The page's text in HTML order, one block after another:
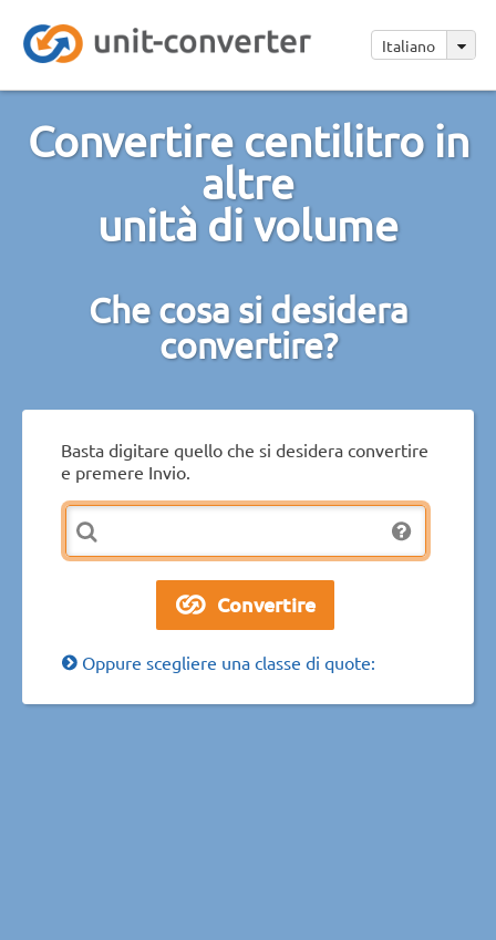
Italiano
Convertire centilitro in
altre
unità di volume
Che cosa si desidera
convertire?
Basta digitare quello che si desidera convertire
e premere Invio.
Oppure scegliere una classe di quote: